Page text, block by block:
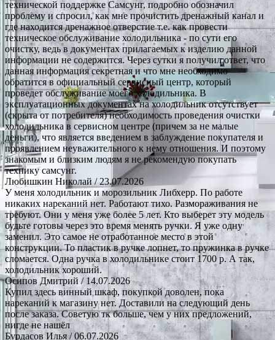
технической поддержке Самсунг, подробно обозначил
проблему и спросил, как мне прочистить дренажный канал и
где находится дренажное отверстие т.е. как провести
техническое обслуживание холодильника - по сути его
очистку, ведь в документах прилагаемых к изделию данной
информации не содержится. Через сутки я получил ответ, что
данная информация секретная и что мне необходимо
обратится в официальный сервисный центр, который
проведет обслуживание моего холодильника. В
эксплуатационных документах на холодильник отсутствует
(скрыта от потребителя) необходимость проведения очистки
холодильника в сервисном центре (причем за не малые
деньги), что является введением в заблуждение покупателя и
проявлением неуважительного к нему отношения. И поэтому
знакомым и близким людям я не рекомендую покупать
технику самсунг.
Любишкин Николай/ 23.07.2026
У меня холодильник и морозильник Либхерр. По работе
никаких нареканий нет. Работают тихо. Размораживания не
требуют. Они у меня уже более 5 лет. Кто выберет эту модель
будьте готовы через это время менять ручки. Я уже одну
заменил. Это самое не отработанное место в этой
конструкции. То пластик в ручке лопнет, то пружинка в ручке
сломается. Одна ручка в холодильнике стоит 1700 р. А так,
холодильник хороший.
Осипов Дмитрий / 14.07.2026
Купил здесь винный шкаф, покупкой доволен, пока
нареканий к магазину нет. Доставили на следующий день
после заказа. Советую тк больше, чем у них предложений,
нигде не нашёл
Бурдасов Илья/ 06.07.2026